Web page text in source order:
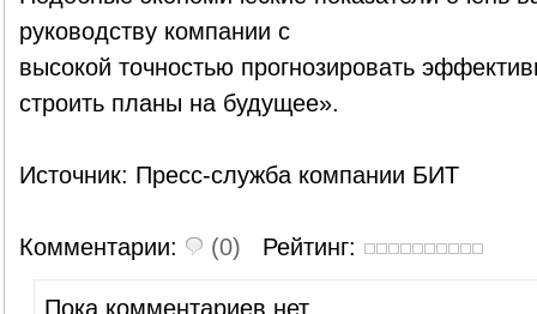
руководству компании с
высокой точностью прогнозировать
строить планы на будущее».
Источник: Пресс-служба компании БИТ
Комментарии: (0) Рейтинг:
Пока комментариев нет